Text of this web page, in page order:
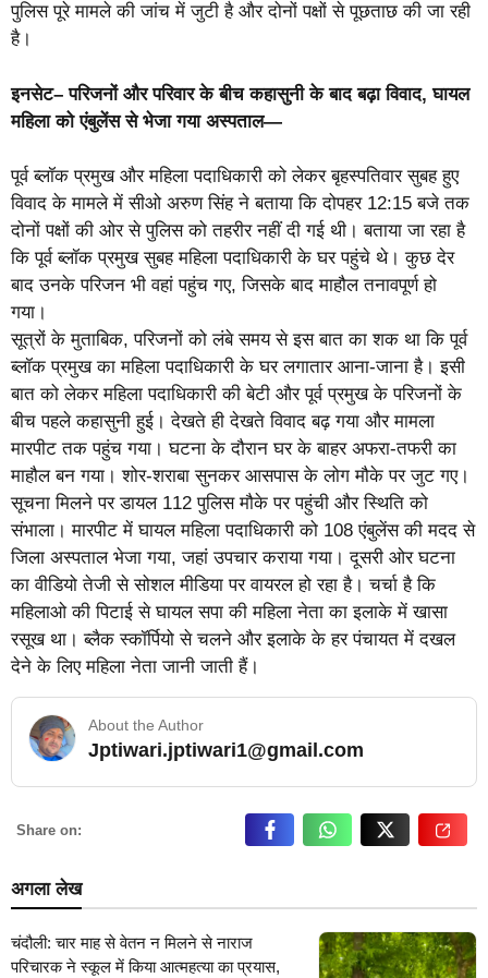
पुलिस पूरे मामले की जांच में जुटी है और दोनों पक्षों से पूछताछ की जा रही
है।
इनसेट– परिजनों और परिवार के बीच कहासुनी के बाद बढ़ा विवाद, घायल
महिला को एंबुलेंस से भेजा गया अस्पताल—
पूर्व ब्लॉक प्रमुख और महिला पदाधिकारी को लेकर बृहस्पतिवार सुबह हुए
विवाद के मामले में सीओ अरुण सिंह ने बताया कि दोपहर 12:15 बजे तक
दोनों पक्षों की ओर से पुलिस को तहरीर नहीं दी गई थी। बताया जा रहा है
कि पूर्व ब्लॉक प्रमुख सुबह महिला पदाधिकारी के घर पहुंचे थे। कुछ देर
बाद उनके परिजन भी वहां पहुंच गए, जिसके बाद माहौल तनावपूर्ण हो
गया।
सूत्रों के मुताबिक, परिजनों को लंबे समय से इस बात का शक था कि पूर्व
ब्लॉक प्रमुख का महिला पदाधिकारी के घर लगातार आना-जाना है। इसी
बात को लेकर महिला पदाधिकारी की बेटी और पूर्व प्रमुख के परिजनों के
बीच पहले कहासुनी हुई। देखते ही देखते विवाद बढ़ गया और मामला
मारपीट तक पहुंच गया। घटना के दौरान घर के बाहर अफरा-तफरी का
माहौल बन गया। शोर-शराबा सुनकर आसपास के लोग मौके पर जुट गए।
सूचना मिलने पर डायल 112 पुलिस मौके पर पहुंची और स्थिति को
संभाला। मारपीट में घायल महिला पदाधिकारी को 108 एंबुलेंस की मदद से
जिला अस्पताल भेजा गया, जहां उपचार कराया गया। दूसरी ओर घटना
का वीडियो तेजी से सोशल मीडिया पर वायरल हो रहा है। चर्चा है कि
महिलाओ की पिटाई से घायल सपा की महिला नेता का इलाके में खासा
रसूख था। ब्लैक स्कॉर्पियो से चलने और इलाके के हर पंचायत में दखल
देने के लिए महिला नेता जानी जाती हैं।
About the Author
Jptiwari.jptiwari1@gmail.com… Read More
Share on:
अगला लेख
चंदौली: चार माह से वेतन न मिलने से नाराज
परिचारक ने स्कूल में किया आत्महत्या का प्रयास,